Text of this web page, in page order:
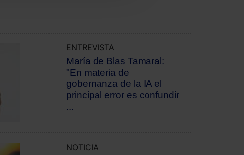
ENTREVISTA
María de Blas Tamaral:
"En materia de
gobernanza de la IA el
principal error es confundir
...
NOTICIA